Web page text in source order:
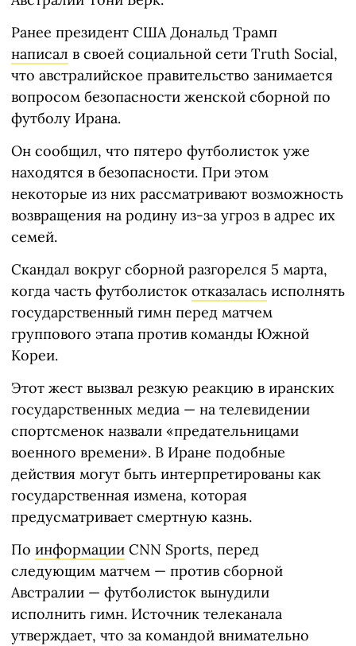
Ранее президент США Дональд Трамп
написал в своей социальной сети Truth Social,
что австралийское правительство занимается
вопросом безопасности женской сборной по
футболу Ирана.
Он сообщил, что пятеро футболисток уже
находятся в безопасности. При этом
некоторые из них рассматривают возможность
возвращения на родину из-за угроз в адрес их
семей.
Скандал вокруг сборной разгорелся 5 марта,
когда часть футболисток отказалась исполнять
государственный гимн перед матчем
группового этапа против команды Южной
Кореи.
Этот жест вызвал резкую реакцию в иранских
государственных медиа — на телевидении
спортсменок назвали «предательницами
военного времени». В Иране подобные
действия могут быть интерпретированы как
государственная измена, которая
предусматривает смертную казнь.
По информации CNN Sports, перед
следующим матчем — против сборной
Австралии — футболисток вынудили
исполнить гимн. Источник телеканала
утверждает, что за командой внимательно